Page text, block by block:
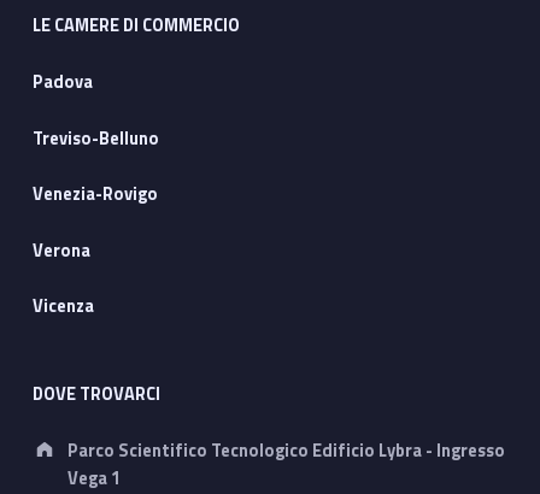
LE CAMERE DI COMMERCIO
Padova
Treviso-Belluno
Venezia-Rovigo
Verona
Vicenza
DOVE TROVARCI
Address:
Parco Scientifico Tecnologico Edificio Lybra - Ingresso
Vega 1